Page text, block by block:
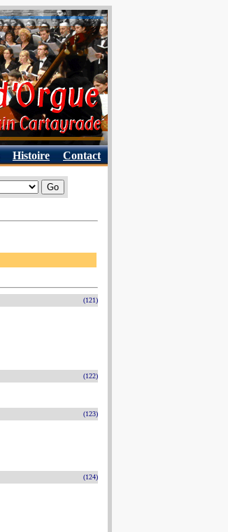
Histoire Contact
(121)
(122)
(123)
(124)